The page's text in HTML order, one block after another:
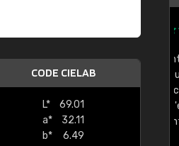
CODE CIELAB
L*
69.01
a*
32.11
b*
6.49
pas de voir clairement quels
disponibles. Il y a plusieurs
Classic, Design, etc. On ne
qui est quoi. La livraison s'est
le produit reçu me convient."